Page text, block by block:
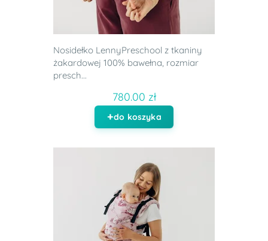
Nosidełko LennyPreschool z tkaniny
żakardowej 100% bawełna, rozmiar
presch...
780.00 zł
do koszyka